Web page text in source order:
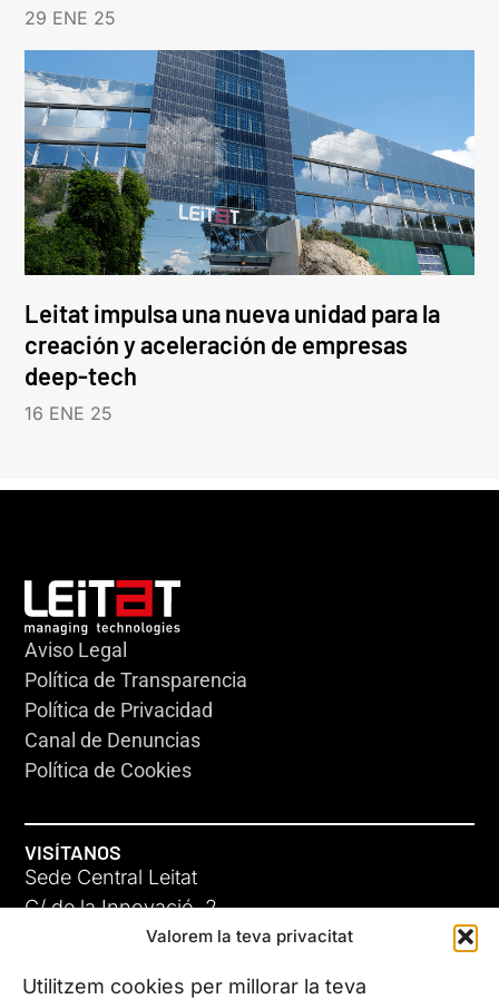
Valorem la teva privacitat
Utilitzem cookies per millorar la teva
29 ENE 25
Leitat impulsa una nueva unidad para la
creación y aceleración de empresas
deep-tech
16 ENE 25
Aviso Legal
Política de Transparencia
Política de Privacidad
Canal de Denuncias
Política de Cookies
VISÍTANOS
Sede Central Leitat
C/ de la Innovació, 2
08225 Terrassa, (Barcelona)
Conoce todas nuestras sedes